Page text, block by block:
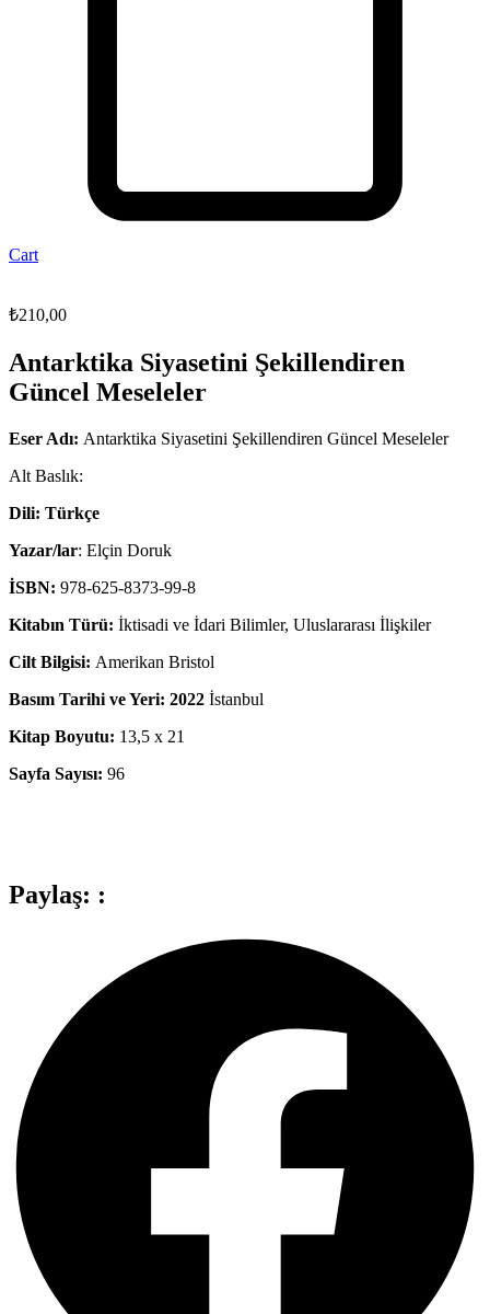
Cart
₺210,00
Antarktika Siyasetini Şekillendiren
Güncel Meseleler
Eser Adı: Antarktika Siyasetini Şekillendiren Güncel Meseleler
Alt Baslık:
Dili: Türkçe
Yazar/lar: Elçin Doruk
İSBN: 978-625-8373-99-8
Kitabın Türü: İktisadi ve İdari Bilimler, Uluslararası İlişkiler
Cilt Bilgisi: Amerikan Bristol
Basım Tarihi ve Yeri: 2022 İstanbul
Kitap Boyutu: 13,5 x 21
Sayfa Sayısı: 96
Paylaş: :